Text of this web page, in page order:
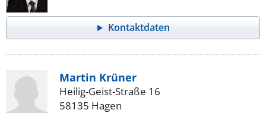
Kontaktdaten
Martin Krüner
Heilig-Geist-Straße 16
58135 Hagen